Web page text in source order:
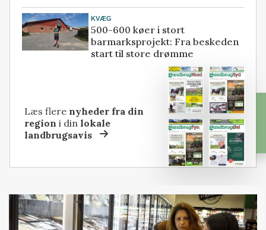
KVÆG
500-600 køer i stort
barmarksprojekt: Fra beskeden
start til store drømme
Læs flere nyheder fra din
region i dinlokale
landbrugsavis